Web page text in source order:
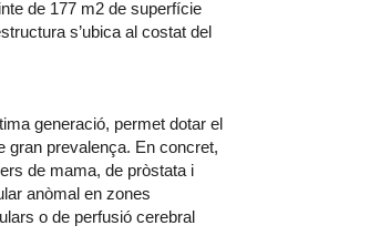
de 177 m2 de superfície
s’ubica al costat del
generació, permet dotar el
gran prevalença. En concret,
de mama, de pròstata i
anòmal en zones
o de perfusió cerebral